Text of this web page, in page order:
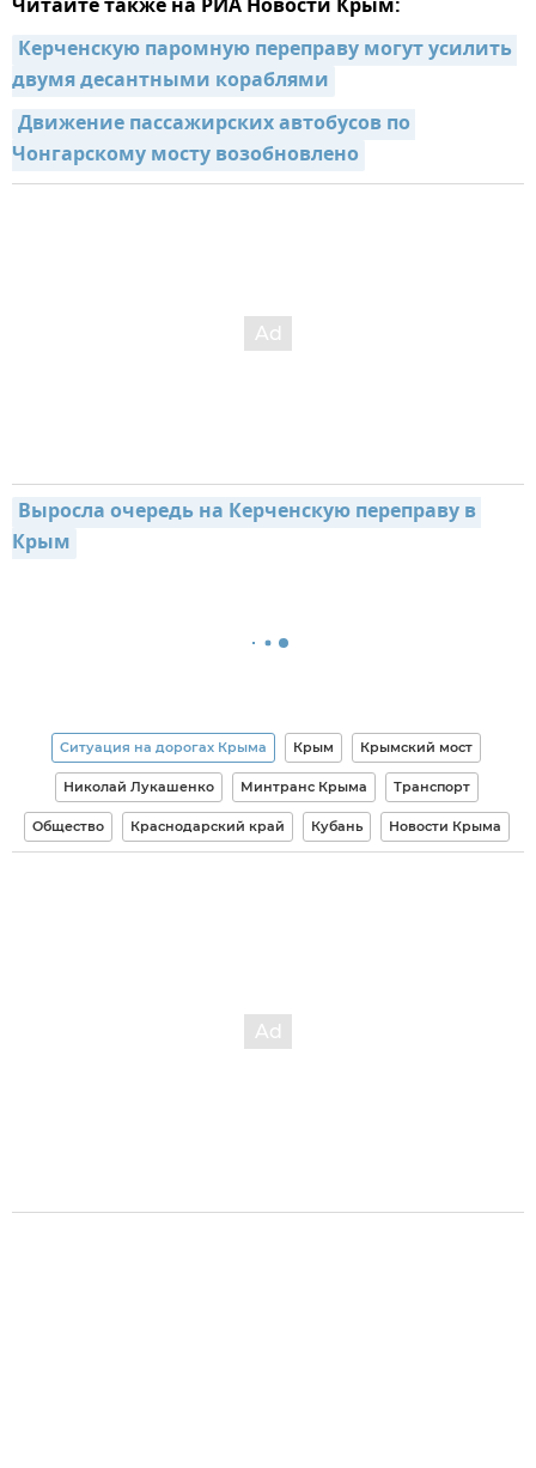
Читайте также на РИА Новости Крым:
Керченскую паромную переправу могут усилить
двумя десантными кораблями
Движение пассажирских автобусов по
Чонгарскому мосту возобновлено
Выросла очередь на Керченскую переправу в
Крым
Ситуация на дорогах Крыма Крым Крымский мост
Николай Лукашенко Минтранс Крыма Транспорт
Общество Краснодарский край Кубань Новости Крыма